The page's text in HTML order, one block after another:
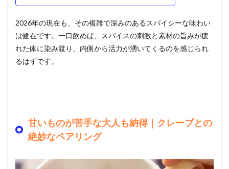
2026年の現在も、その複雑で深みのあるスパイシーな味わい
は健在です。一口飲めば、スパイスの刺激と素材の旨みが疲
れた体に染み渡り、内側から活力が湧いてくるのを感じられ
るはずです。
甘いものが苦手な大人も納得｜クレープとの
絶妙なペアリング